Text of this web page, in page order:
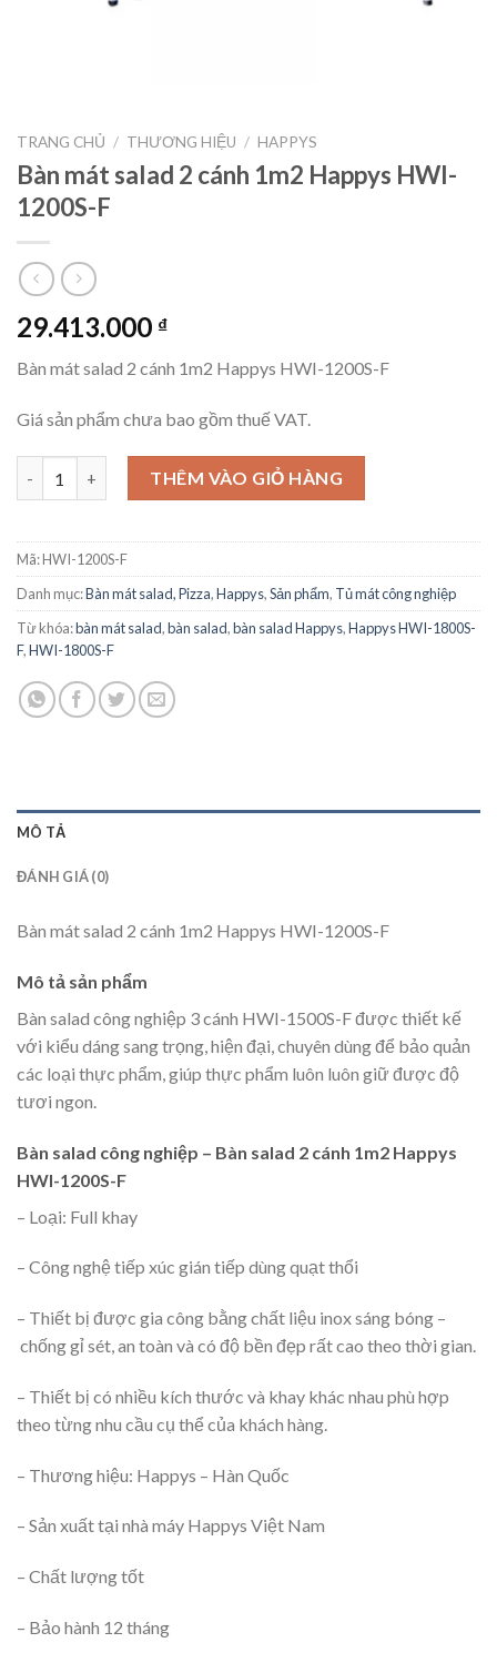
TRANG CHỦ / THƯƠNG HIỆU / HAPPYS
Bàn mát salad 2 cánh 1m2 Happys HWI-
1200S-F
29.413.000 ₫
Bàn mát salad 2 cánh 1m2 Happys HWI-1200S-F
Giá sản phẩm chưa bao gồm thuế VAT.
Bàn mát salad 2 cánh 1m2 Happys HWI-1200S-F số lượng
THÊM VÀO GIỎ HÀNG
Mã:HWI-1200S-F
Danh mục:Bàn mát salad, Pizza,Happys,Sản phẩm, Tủ mát công nghiệp
Từ khóa:bàn mát salad,bàn salad,bàn salad Happys,Happys HWI-1800S-
F,HWI-1800S-F
MÔ TẢ
ĐÁNH GIÁ (0)
Bàn mát salad 2 cánh 1m2 Happys HWI-1200S-F
Mô tả sản phẩm
Bàn salad công nghiệp 3 cánh HWI-1500S-F được thiết kế
với kiểu dáng sang trọng, hiện đại, chuyên dùng để bảo quản
các loại thực phẩm, giúp thực phẩm luôn luôn giữ được độ
tươi ngon.
Bàn salad công nghiệp – Bàn salad 2 cánh 1m2 Happys
HWI-1200S-F
– Loại: Full khay
– Công nghệ tiếp xúc gián tiếp dùng quạt thổi
– Thiết bị được gia công bằng chất liệu inox sáng bóng –
chống gỉ sét, an toàn và có độ bền đẹp rất cao theo thời gian.
– Thiết bị có nhiều kích thước và khay khác nhau phù hợp
theo từng nhu cầu cụ thể của khách hàng.
– Thương hiệu: Happys – Hàn Quốc
– Sản xuất tại nhà máy Happys Việt Nam
– Chất lượng tốt
– Bảo hành 12 tháng